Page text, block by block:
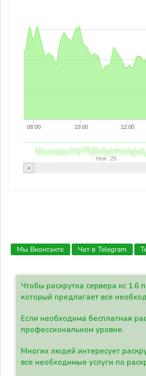
08:00 10:00 12:00
Ноя. '25
Мы Вконтакте Чат в Telegram
Чтобы раскрутка сервера кс 1.6
который предлагает все
Если необходима бесплатная
профессиональном уровне.
Многих людей интересует
все необходимые услуги по